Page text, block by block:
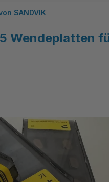
SANDVIK
Wendeplatten